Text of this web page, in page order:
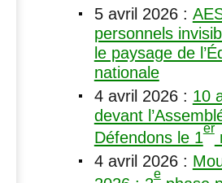
5 avril 2026:
personnels
le paysage de
nationale
4 avril 2026: 10
devant
Défendons le 1
er
4 avril 2026:
e